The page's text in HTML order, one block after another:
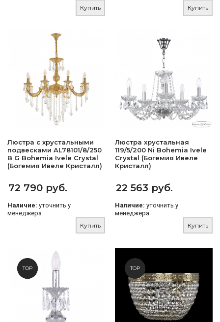
Купить
Купить
Люстра с хрустальными
подвесками AL78101/8/250
B G Bohemia Ivele Crystal
(Богемия Ивеле Кристалл)
72 790 руб.
Наличие: уточнить у
менеджера
Купить
Люстра хрустальная
119/5/200 Ni Bohemia Ivele
Crystal (Богемия Ивеле
Кристалл)
22 563 руб.
Наличие: уточнить у
менеджера
Купить
NEW
TOP TOP